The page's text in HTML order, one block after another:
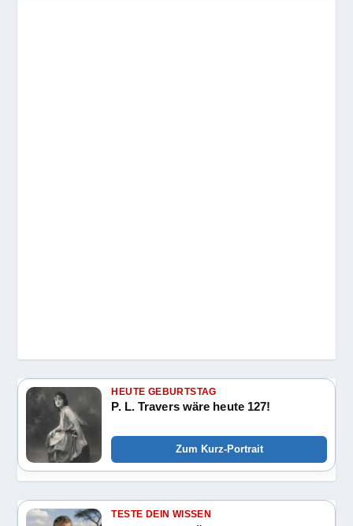
HEUTE GEBURTSTAG
P. L. Travers wäre heute 127!
Zum Kurz-Portrait
TESTE DEIN WISSEN